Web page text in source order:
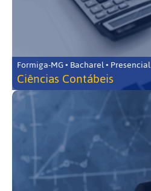
Formiga-MG • Bacharel • Presencial
Ciências Contábeis